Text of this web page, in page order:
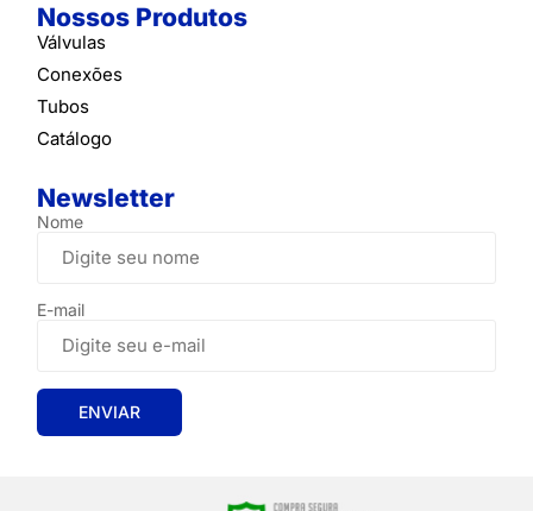
Nossos Produtos
Válvulas
Conexões
Tubos
Catálogo
Newsletter
Nome
E-mail